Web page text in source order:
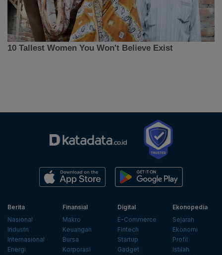
Berita
Nasional
Industri
Internasional
Energi
Finansial
Makro
Keuangan
Bursa
Korporasi
Digital
E-Commerce
Fintech
Startup
Gadget
Ekonopedia
Sejarah
Ekonomi
Profil
Istilah